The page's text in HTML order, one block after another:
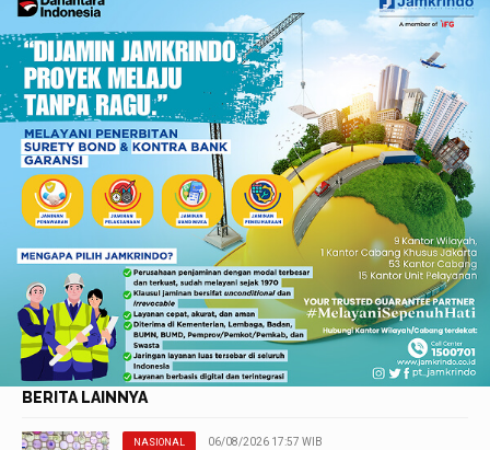
BERITA LAINNYA
NASIONAL 06/08/2026 17:57 WIB